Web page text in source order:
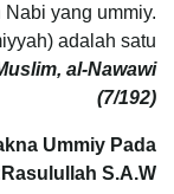
yang ummiy.
adalah satu
al-Nawawi
(7/192)
Ummiy Pada
Rasulullah S.A.W: